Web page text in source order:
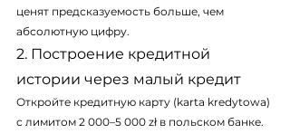
ценят предсказуемость больше, чем
абсолютную цифру.
2. Построение кредитной
истории через малый кредит
Откройте кредитную карту (karta kredytowa)
с лимитом 2 000–5 000 zł в польском банке.